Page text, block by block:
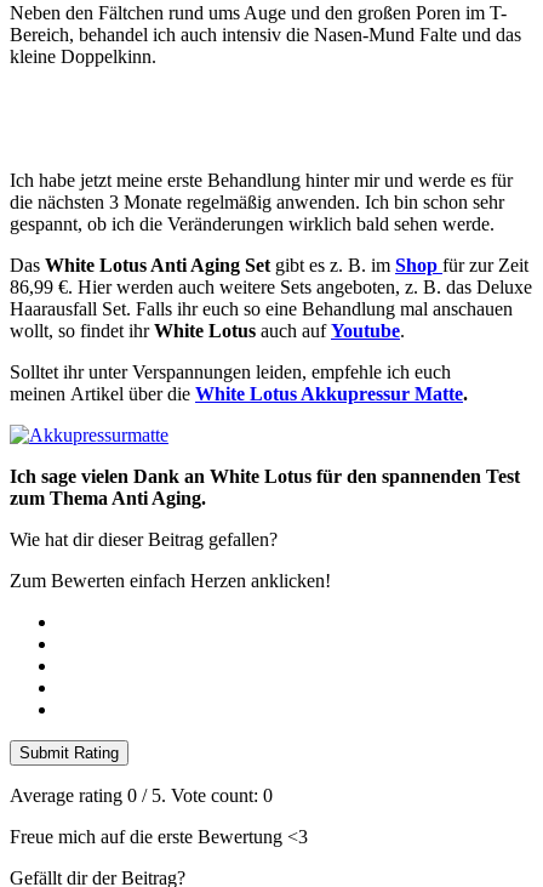
Neben den Fältchen rund ums Auge und den großen Poren im T-
Bereich, behandel ich auch intensiv die Nasen-Mund Falte und das
kleine Doppelkinn.
Ich habe jetzt meine erste Behandlung hinter mir und werde es für
die nächsten 3 Monate regelmäßig anwenden. Ich bin schon sehr
gespannt, ob ich die Veränderungen wirklich bald sehen werde.
Das White Lotus Anti Aging Set gibt es z. B. im Shop für zur Zeit
86,99 €. Hier werden auch weitere Sets angeboten, z. B. das Deluxe
Haarausfall Set. Falls ihr euch so eine Behandlung mal anschauen
wollt, so findet ihrWhite Lotus auch aufYoutube.
Solltet ihr unter Verspannungen leiden, empfehle ich euch
meinen Artikel über die White Lotus Akkupressur Matte.
Ich sage vielen Dank an White Lotus für den spannenden Test
zum Thema Anti Aging.
Wie hat dir dieser Beitrag gefallen?
Zum Bewerten einfach Herzen anklicken!
Submit Rating
Average rating 0 / 5. Vote count: 0
Freue mich auf die erste Bewertung <3
Gefällt dir der Beitrag?